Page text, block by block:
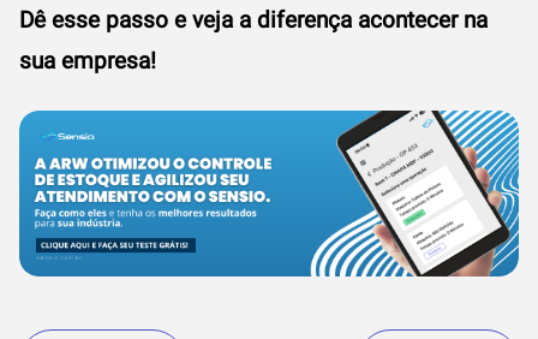
Dê esse passo e veja a diferença acontecer na
sua empresa!